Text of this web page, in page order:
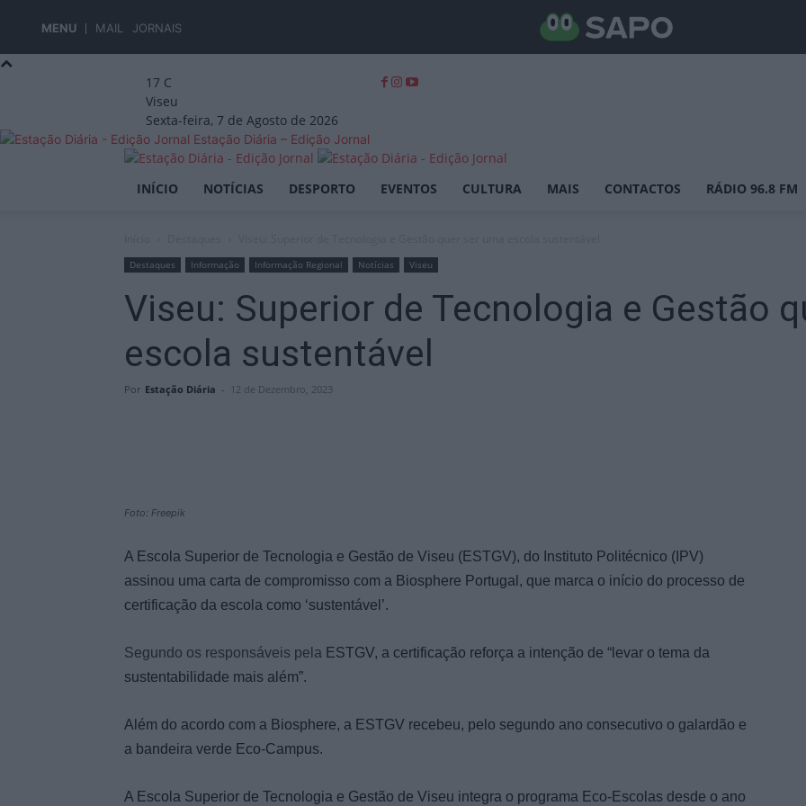
MENU MAIL JORNAIS
17 C
Viseu
Sexta-feira, 7 de Agosto de 2026
Estação Diária – Edição Jornal
INÍCIO NOTÍCIAS DESPORTO EVENTOS CULTURA MAIS CONTACTOS RÁDIO 96.8 FM
Destaques Informação Informação Regional Notícias Viseu
Viseu: Superior de Tecnologia e Gestão
escola sustentável
Por Estação Diária - 12 de Dezembro, 2023
Foto: Freepik
A Escola Superior de Tecnologia e Gestão de Viseu (ESTGV), do Instituto Politécnico (IPV)
assinou uma carta de compromisso com a Biosphere Portugal, que marca o início do processo de
certificação da escola como ‘sustentável’.
Segundo os responsáveis pela ESTGV, a certificação reforça a intenção de “levar o tema da
sustentabilidade mais além”.
Além do acordo com a Biosphere, a ESTGV recebeu, pelo segundo ano consecutivo o galardão e
a bandeira verde Eco-Campus.
A Escola Superior de Tecnologia e Gestão de Viseu integra o programa Eco-Escolas desde o ano